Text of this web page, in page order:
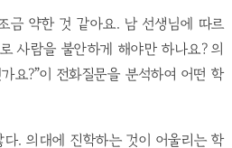
금 약한 것 같아요. 남 선생님에 따르
사람을 불안하게 해야만 하나요? 의
요?”이 전화질문을 분석하여 어떤 학
. 의대에 진학하는 것이 어울리는 학